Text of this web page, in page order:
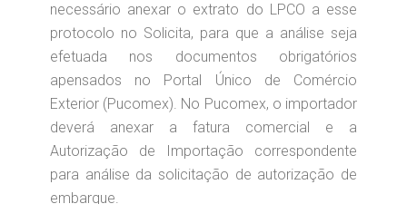
necessário anexar o extrato do LPCO a esse
protocolo no Solicita, para que a análise seja
efetuada nos documentos obrigatórios
apensados no Portal Único de Comércio
Exterior (Pucomex). No Pucomex, o importador
deverá anexar a fatura comercial e a
Autorização de Importação correspondente
para análise da solicitação de autorização de
embarque.